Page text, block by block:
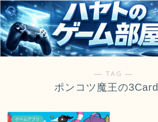
― TAG ―
ポンコツ魔王の
ゲームアプリ